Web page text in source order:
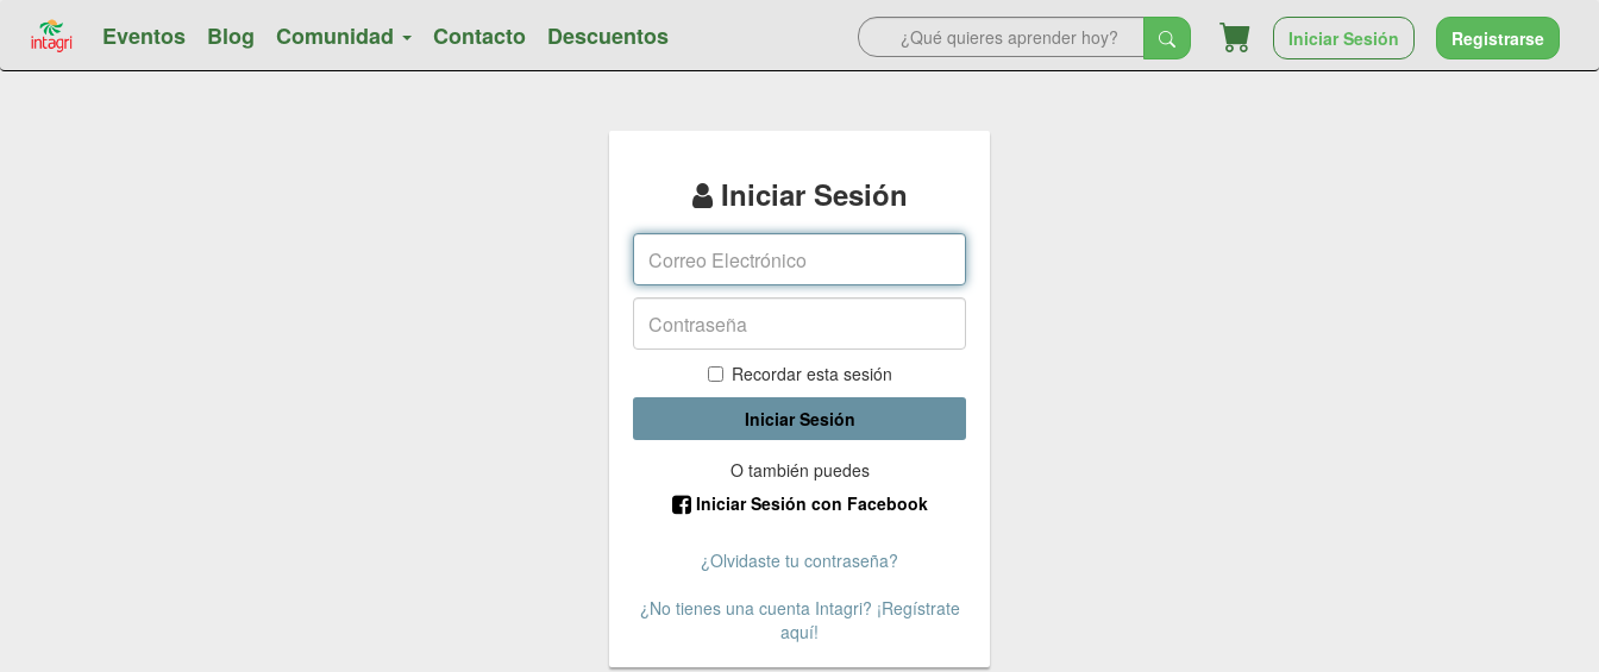
Eventos Blog Comunidad Contacto Descuentos Iniciar Sesión Registrarse
Iniciar Sesión
Recordar esta sesión
Iniciar Sesión
O también puedes
Iniciar Sesión con Facebook
¿Olvidaste tu contraseña?
¿No tienes una cuenta Intagri? ¡Regístrate
aquí!